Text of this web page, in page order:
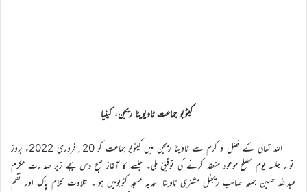
کیٹوبو جماعت ٹاویویٹا ریجن، کینیا
اللہ تعالیٰ کے فضل و کرم سے ٹاویٹا ریجن میں کیٹوبو جماعت کو 20؍فروری 2022ء بروز
اتوار جلسہ یوم مصلح موعود منعقد کرنے کی توفیق ملی۔ جلسے کا آغاز صبح دس بجے زیر صدارت مکرم
عبداللہ حسین جمعہ صاحب ریجنل مشنری ٹاویٹا احمدیہ مسجد کٹوبومیں ہوا۔ تلاوت کلام پاک اور نظم